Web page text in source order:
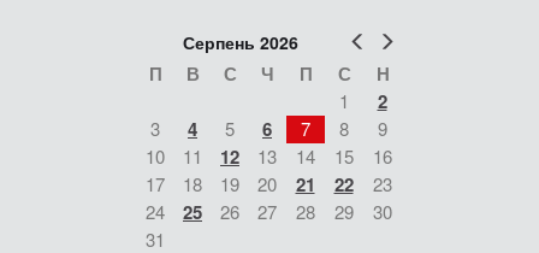
Попер
Серпень 2026
П В С Ч П С Н
1 2
3 4 5 6 7 8
9
10
11 12 13 14 15
16
17
18 19 20 21 22
23
24
25 26 27 28 29
30
31